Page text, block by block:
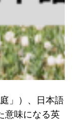
」）、日本語
意味になる英